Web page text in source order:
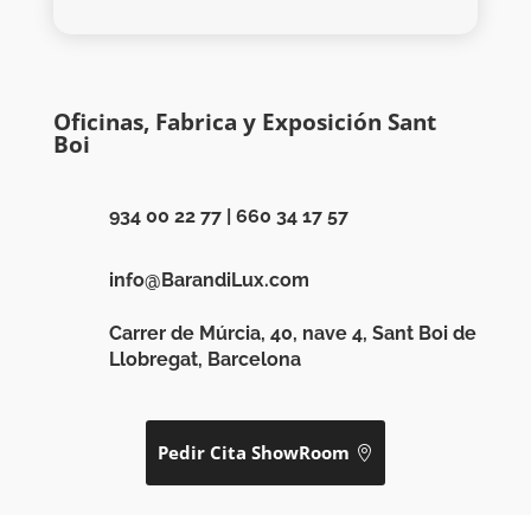
Oficinas, Fabrica y Exposición Sant
Boi
934 00 22 77| 660 34 17 57
info@BarandiLux.com
Carrer de Múrcia, 40, nave 4, Sant Boi de
Llobregat, Barcelona
Pedir Cita ShowRoom